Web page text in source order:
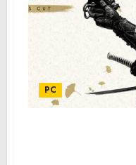
PC